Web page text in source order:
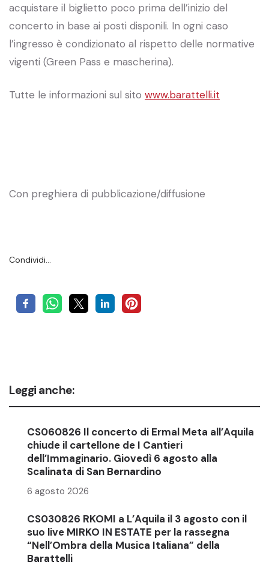
acquistare il biglietto poco prima dell’inizio del
concerto in base ai posti disponili. In ogni caso
l’ingresso è condizionato al rispetto delle normative
vigenti (Green Pass e mascherina).
Tutte le informazioni sul sito www.barattelli.it
Con preghiera di pubblicazione/diffusione
Condividi…
Leggi anche:
CS060826 Il concerto di Ermal Meta all’Aquila
chiude il cartellone de I Cantieri
dell’Immaginario. Giovedì 6 agosto alla
Scalinata di San Bernardino
6 agosto 2026
CS030826 RKOMI a L’Aquila il 3 agosto con il
suo live MIRKO IN ESTATE per la rassegna
“Nell’Ombra della Musica Italiana” della
Barattelli